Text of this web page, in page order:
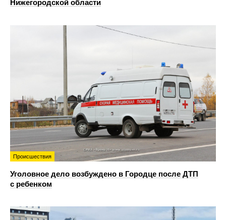
Нижегородской области
Происшествия
Уголовное дело возбуждено в Городце после ДТП
с ребенком